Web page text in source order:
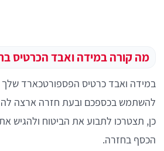
מה קורה במידה ואבד הכרטיס
במידה ואבד כרטיס הפספורטכארד שלך
להשתמש בכספכם ובעת חזרה ארצה
כן, תצטרכו לתבוע את הביטוח ולהגיש
הכסף בחזרה.